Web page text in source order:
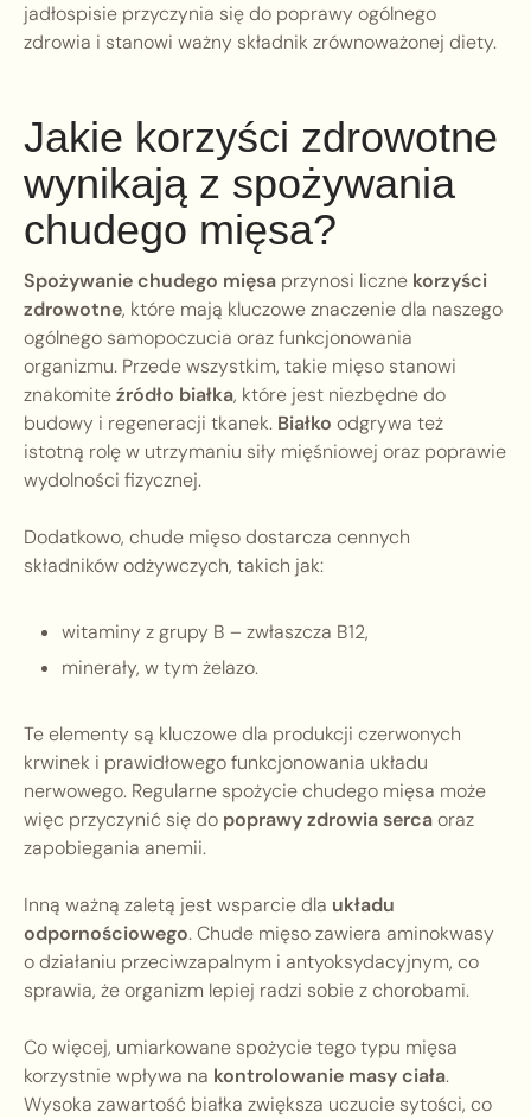
jadłospisie przyczynia się do poprawy ogólnego
zdrowia i stanowi ważny składnik zrównoważonej diety.
Jakie korzyści zdrowotne
wynikają z spożywania
chudego mięsa?
Spożywanie chudego mięsa przynosi liczne korzyści
zdrowotne, które mają kluczowe znaczenie dla naszego
ogólnego samopoczucia oraz funkcjonowania
organizmu. Przede wszystkim, takie mięso stanowi
znakomiteźródło białka, które jest niezbędne do
budowy i regeneracji tkanek. Białko odgrywa też
istotną rolę w utrzymaniu siły mięśniowej oraz poprawie
wydolności fizycznej.
Dodatkowo, chude mięso dostarcza cennych
składników odżywczych, takich jak:
witaminy z grupy B – zwłaszcza B12,
minerały, w tym żelazo.
Te elementy są kluczowe dla produkcji czerwonych
krwinek i prawidłowego funkcjonowania układu
nerwowego. Regularne spożycie chudego mięsa może
więc przyczynić się do poprawy zdrowia sercaoraz
zapobiegania anemii.
Inną ważną zaletą jest wsparcie dla układu
odpornościowego. Chude mięso zawiera aminokwasy
o działaniu przeciwzapalnym i antyoksydacyjnym, co
sprawia, że organizm lepiej radzi sobie z chorobami.
Co więcej, umiarkowane spożycie tego typu mięsa
korzystnie wpływa na kontrolowanie masy ciała.
Wysoka zawartość białka zwiększa uczucie sytości, co